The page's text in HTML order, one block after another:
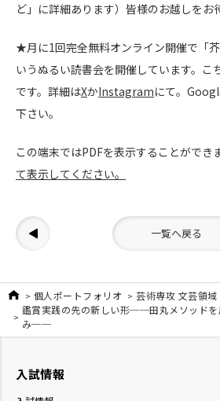
ど」に詳細あります）皆様のお越しをお
★月に1回完全無料オンライン開催で「
いうぬるい読書会を開催しています。こ
です。詳細はXかInstagramにて。
下さい。
この端末ではPDFを表示することができ
て表示してください。
一覧へ戻る
個人ポートフォリオ
芸術専攻 文芸領域
鑑賞実践の先の新しい形──田丸メソッドを
み──
入試情報